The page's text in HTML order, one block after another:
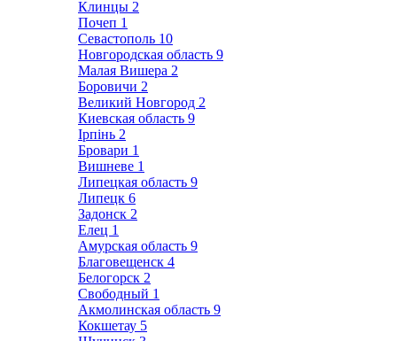
Клинцы 2
Почеп 1
Севастополь 10
Новгородская область 9
Малая Вишера 2
Боровичи 2
Великий Новгород 2
Киевская область 9
Ірпінь 2
Бровари 1
Вишневе 1
Липецкая область 9
Липецк 6
Задонск 2
Елец 1
Амурская область 9
Благовещенск 4
Белогорск 2
Свободный 1
Акмолинская область 9
Кокшетау 5